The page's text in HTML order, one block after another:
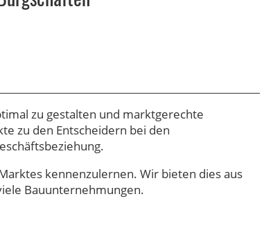
zu gestalten und marktgerechte
zu den Entscheidern bei den
kennenzulernen. Wir bieten dies aus
Bauunternehmungen.